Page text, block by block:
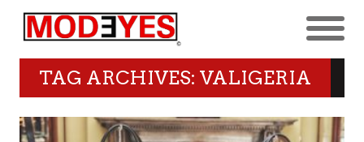
TAG ARCHIVES: VALIGERIA